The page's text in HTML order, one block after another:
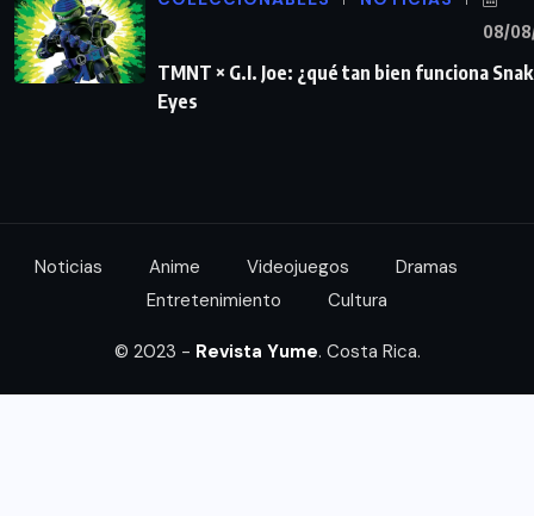
08/
TMNT × G.I. Joe: ¿qué tan bien funciona
Eyes
Noticias Anime Videojuegos
Dramas
Entretenimiento
Cultura
© 2023 - Revista Yume. Costa Rica.